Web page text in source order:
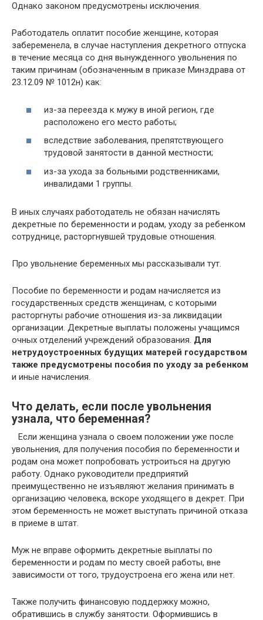
Однако законом предусмотрены исключения.
Работодатель оплатит пособие женщине, которая
забеременела, в случае наступления декретного отпуска
в течение месяца со дня вынужденного увольнения по
таким причинам (обозначенным в приказе Минздрава от
23.12.09 № 1012н) как:
из-за переезда к мужу в иной регион, где
расположено его место работы;
вследствие заболевания, препятствующего
трудовой занятости в данной местности;
из-за ухода за больными родственниками,
инвалидами 1 группы.
В иных случаях работодатель не обязан начислять
декретные по беременности и родам, уходу за ребенком
сотруднице, расторгнувшей трудовые отношения.
Про увольнение беременных мы рассказывали тут.
Пособие по беременности и родам начисляется из
государственных средств женщинам, с которыми
расторгнуты рабочие отношения из-за ликвидации
организации. Декретные выплаты положены учащимся
очных отделений учреждений образования. Для
нетрудоустроенных будущих матерей государством
также предусмотрены пособия по уходу за ребенком
и иные начисления.
Что делать, если после увольнения
узнала, что беременная?
Если женщина узнала о своем положении уже после
увольнения, для получения пособия по беременности и
родам она может попробовать устроиться на другую
работу. Однако руководители предприятий
преимущественно не изъявляют желания принимать в
организацию человека, вскоре уходящего в декрет. При
этом беременность не может выступать причиной отказа
в приеме в штат.
Муж не вправе оформить декретные выплаты по
беременности и родам по месту своей работы, вне
зависимости от того, трудоустроена его жена или нет.
Также получить финансовую поддержку можно,
обратившись в службу занятости. Оформившись в